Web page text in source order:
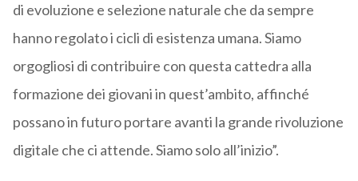
di evoluzione e selezione naturale che da sempre
hanno regolato i cicli di esistenza umana. Siamo
orgogliosi di contribuire con questa cattedra alla
formazione dei giovani in quest’ambito, affinché
possano in futuro portare avanti la grande rivoluzione
digitale che ci attende. Siamo solo all’inizio”.